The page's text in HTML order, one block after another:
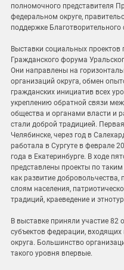
полномочного представителя
федеральном округе,
поддержке
Выставки социальных
Гражданского форума
Они направлены на
организаций округа, обмен
гражданских инициатив всех
укреплению обратной связи
общества и органами власти и
стали доброй традицией.
Челябинске, через год в
работала в Сургуте в феврале
года в Екатеринбурге. В ходе
представлены проекты по
как развитие
слоям населения,
традиций, краеведение и
В выставке приняли участие 82
субъектов федерации,
округа. Большинство
такого уровня впервые.